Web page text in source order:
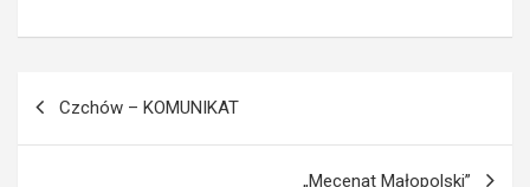
Czchów – KOMUNIKAT
„Mecenat Małopolski”